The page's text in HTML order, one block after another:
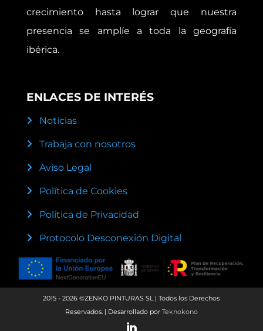
crecimiento hasta lograr que nuestra
presencia se amplíe a toda la geografía
ibérica.
ENLACES DE INTERÉS
Noticias
Trabaja con nosotros
Aviso Legal
Política de Cookies
Politica de Privacidad
Protocolo Desconexión Digital
2015 - 2026 ©ZENKO PINTURAS SL | Todos los Derechos
Reservados. | Desarrollado por Teknokono
